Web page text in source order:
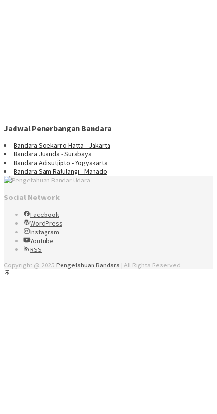
Jadwal Penerbangan Bandara
Bandara Soekarno Hatta - Jakarta
Bandara Juanda - Surabaya
Bandara Adisutjipto - Yogyakarta
Bandara Sam Ratulangi - Manado
Social Network
Facebook
WordPress
Instagram
Youtube
RSS
Copyright @ 2025 Pengetahuan Bandara | All Rights Reserved